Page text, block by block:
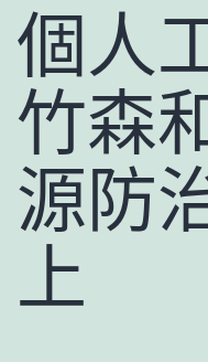
個人
竹森
源防
上